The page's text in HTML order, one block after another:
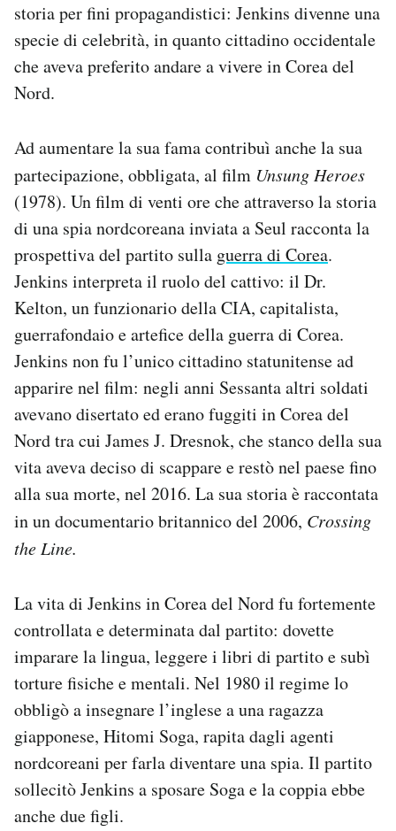
storia per fini propagandistici: Jenkins divenne una
specie di celebrità, in quanto cittadino occidentale
che aveva preferito andare a vivere in Corea del
Nord.
Ad aumentare la sua fama contribuì anche la sua
partecipazione, obbligata, al film Unsung Heroes
(1978). Un film di venti ore che attraverso la storia
di una spia nordcoreana inviata a Seul racconta la
prospettiva del partito sulla guerra di Corea.
Jenkins interpreta il ruolo del cattivo: il Dr.
Kelton, un funzionario della CIA, capitalista,
guerrafondaio e artefice della guerra di Corea.
Jenkins non fu l’unico cittadino statunitense ad
apparire nel film: negli anni Sessanta altri soldati
avevano disertato ed erano fuggiti in Corea del
Nord tra cui James J. Dresnok, che stanco della sua
vita aveva deciso di scappare e restò nel paese fino
alla sua morte, nel 2016. La sua storia è raccontata
in un documentario britannico del 2006, Crossing
the Line.
La vita di Jenkins in Corea del Nord fu fortemente
controllata e determinata dal partito: dovette
imparare la lingua, leggere i libri di partito e subì
torture fisiche e mentali. Nel 1980 il regime lo
obbligò a insegnare l’inglese a una ragazza
giapponese, Hitomi Soga, rapita dagli agenti
nordcoreani per farla diventare una spia. Il partito
sollecitò Jenkins a sposare Soga e la coppia ebbe
anche due figli.